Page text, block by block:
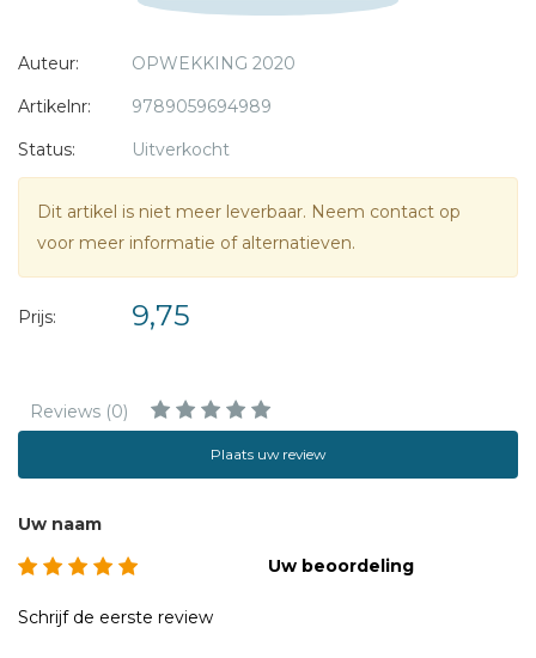
Auteur:
OPWEKKING 2020
Artikelnr:
9789059694989
Status:
Uitverkocht
Dit artikel is niet meer leverbaar. Neem contact op
voor meer informatie of alternatieven.
Prijs: 9,75
Reviews (0)
Plaats uw review
Uw naam
Uw beoordeling
Schrijf de eerste review